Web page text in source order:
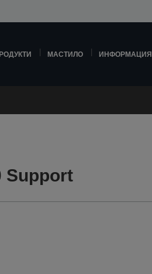
МАСТИЛО ИНФОРМАЦИЯ
Support